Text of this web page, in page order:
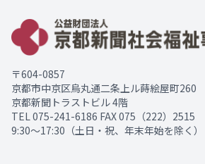
〒604-0857
京都市中京区烏丸通二条上ル蒔絵屋町260
京都新聞トラストビル 4階
TEL075-241-6186 FAX 075（222）2515
9:30～17:30（土日・祝、年末年始を除く）